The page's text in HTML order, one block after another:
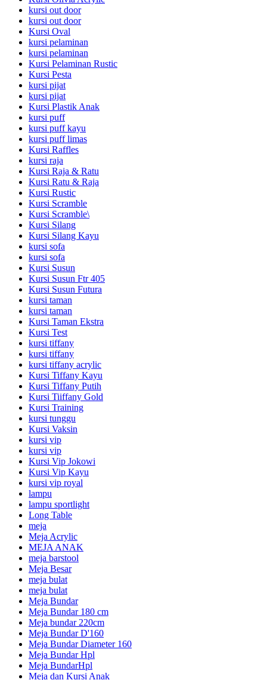
kursi out door
kursi out door
Kursi Oval
kursi pelaminan
kursi pelaminan
Kursi Pelaminan Rustic
Kursi Pesta
kursi pijat
kursi pijat
Kursi Plastik Anak
kursi puff
kursi puff kayu
kursi puff limas
Kursi Raffles
kursi raja
Kursi Raja & Ratu
Kursi Ratu & Raja
Kursi Rustic
Kursi Scramble
Kursi Scramble\
Kursi Silang
Kursi Silang Kayu
kursi sofa
kursi sofa
Kursi Susun
Kursi Susun Ftr 405
Kursi Susun Futura
kursi taman
kursi taman
Kursi Taman Ekstra
Kursi Test
kursi tiffany
kursi tiffany
kursi tiffany acrylic
Kursi Tiffany Kayu
Kursi Tiffany Putih
Kursi Tiiffany Gold
Kursi Training
kursi tunggu
Kursi Vaksin
kursi vip
kursi vip
Kursi Vip Jokowi
Kursi Vip Kayu
kursi vip royal
lampu
lampu sportlight
Long Table
meja
Meja Acrylic
MEJA ANAK
meja barstool
Meja Besar
meja bulat
meja bulat
Meja Bundar
Meja Bundar 180 cm
Meja bundar 220cm
Meja Bundar D'160
Meja Bundar Diameter 160
Meja Bundar Hpl
Meja BundarHpl
Meja dan Kursi Anak